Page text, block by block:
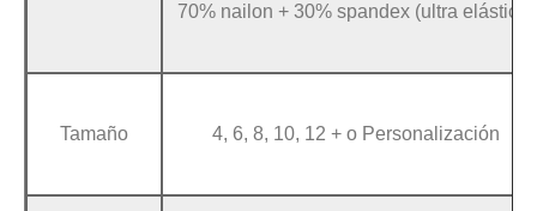
70% nailon + 30% spandex (ultra elástico)
Tamaño 4, 6, 8, 10, 12 + o Personalización